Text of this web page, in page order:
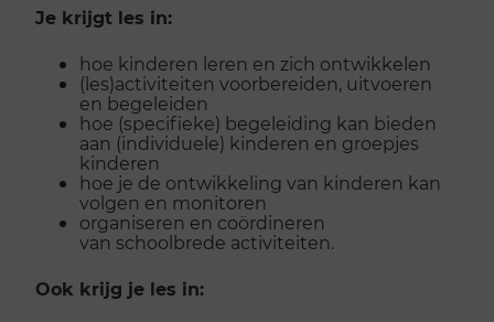
Je krijgt les in:
hoe kinderen leren en zich ontwikkelen
(les)activiteiten voorbereiden, uitvoeren
en begeleiden
hoe (specifieke) begeleiding kan bieden
aan (individuele) kinderen en groepjes
kinderen
hoe je de ontwikkeling van kinderen kan
volgen en monitoren
organiseren en coördineren
van schoolbrede activiteiten.
Ook krijg je les in: